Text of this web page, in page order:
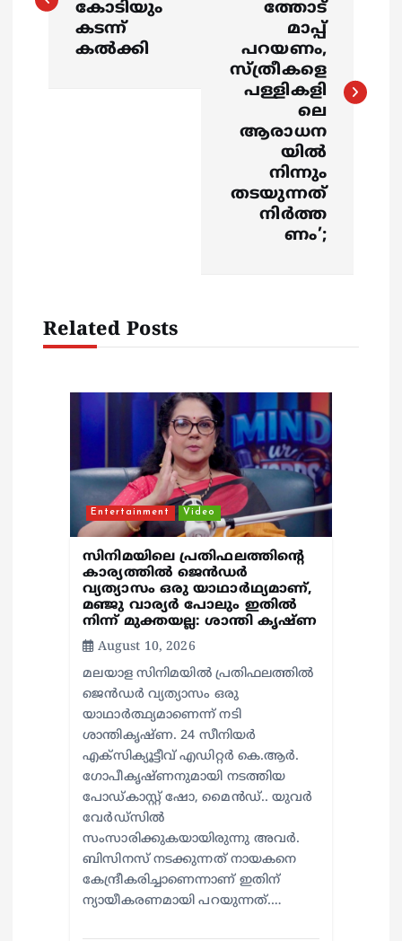
s
a
കോടിയും
കടന്ന്
കല്‍ക്കി
ത്തോട്
മാപ്പ്
പറയണം,
സ്ത്രീകളെ
പള്ളികളി
ലെ
ആരാധന
യിൽ
നിന്നും
തടയുന്നത്
നിർത്ത
ണം’;
Related Posts
Entertainment Video
സിനിമയിലെ പ്രതിഫലത്തിന്റെ
കാര്യത്തില്‍ ജെന്‍ഡര്‍
വ്യത്യാസം ഒരു യാഥാര്‍ഥ്യമാണ്,
മഞ്ജു വാര്യര്‍ പോലും ഇതില്‍
നിന്ന് മുക്തയല്ല: ശാന്തി കൃഷ്ണ
August 10, 2026
മലയാള സിനിമയില്‍ പ്രതിഫലത്തില്‍
ജെന്‍ഡര്‍ വ്യത്യാസം ഒരു
യാഥാര്‍ത്ഥ്യമാണെന്ന് നടി
ശാന്തികൃഷ്ണ. 24 സീനിയര്‍
എക്സിക്യൂട്ടീവ് എഡിറ്റര്‍ കെ.ആര്‍.
ഗോപീകൃഷ്ണനുമായി നടത്തിയ
പോഡ്കാസ്റ്റ് ഷോ, മൈന്‍ഡ്.. യുവര്‍
വേര്‍ഡ്സില്‍
സംസാരിക്കുകയായിരുന്നു അവര്‍.
ബിസിനസ് നടക്കുന്നത് നായകനെ
കേന്ദ്രീകരിച്ചാണെന്നാണ് ഇതിന്
ന്യായീകരണമായി പറയുന്നത്.…